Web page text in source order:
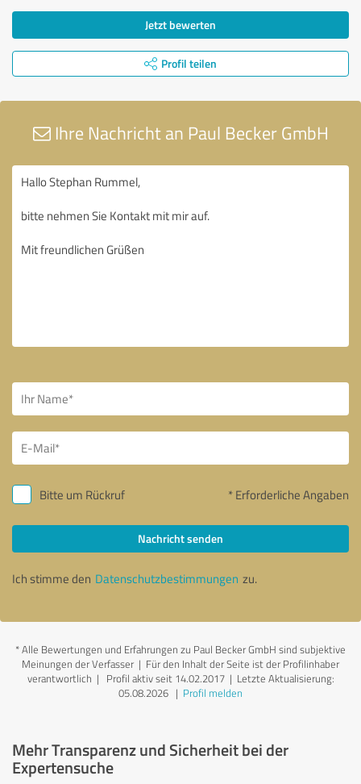
Jetzt bewerten
Profil teilen
Ihre Nachricht an Paul Becker GmbH
Bitte um Rückruf * Erforderliche Angaben
Nachricht senden
Ich stimme den Datenschutzbestimmungen zu.
*Alle Bewertungen und Erfahrungen zu Paul Becker GmbH sind subjektive
Meinungen der Verfasser | Für den Inhalt der Seite ist der Profilinhaber
verantwortlich | Profil aktiv seit 14.02.2017 | Letzte Aktualisierung:
05.08.2026 | Profil melden
Mehr Transparenz und Sicherheit bei der
Expertensuche